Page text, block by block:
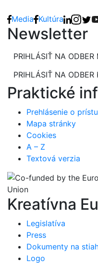
Media Kultúra
Newsletter
PRIHLÁSIŤ NA ODBER
PRIHLÁSIŤ NA ODBER
Praktické
Prehlásenie o
Mapa stránky
Cookies
A – Z
Textová verzia
Kreatívna
Legislatíva
Press
Dokumenty na
Logo